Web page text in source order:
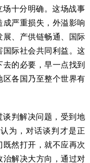
十分明确。这场战事
严重损失，外溢影响
、产供链畅通、国际
国际社会共同利益。这
的必要，早一点找到
各国乃至整个世界有
判解决问题，受到地
为，对话谈判才是正
然打开，就不应再次
治解决大方向，通过对